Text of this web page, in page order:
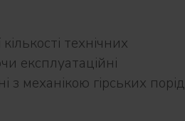
технічних
експлуатаційні
з механікою гірських порід